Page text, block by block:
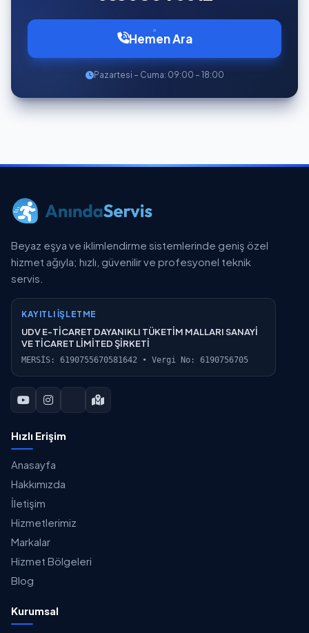
Hemen Ara
Pazartesi – Cuma: 09:00 – 18:00
Beyaz eşya ve iklimlendirme sistemlerinde geniş özel
hizmet ağıyla; hızlı, güvenilir ve profesyonel teknik
servis.
KAYITLI İŞLETME
UDV E-TİCARET DAYANIKLI TÜKETİM MALLARI SANAYİ
VE TİCARET LİMİTED ŞİRKETİ
MERSİS: 6190755670581642 • Vergi No: 6190756705
Hızlı Erişim
Anasayfa
Hakkımızda
İletişim
Hizmetlerimiz
Markalar
Hizmet Bölgeleri
Blog
Kurumsal